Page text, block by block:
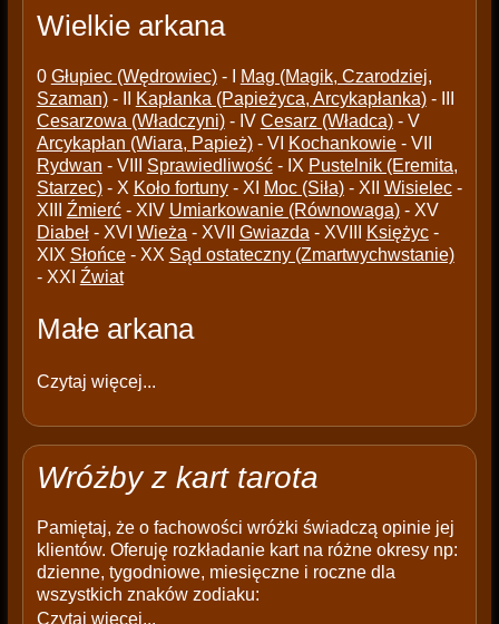
Wielkie arkana
0 Głupiec (Wędrowiec)- I
Mag (Magik, Czarodziej,
Szaman)- II Kapłanka (Papieżyca, Arcykapłanka)- III
Cesarzowa (Władczyni)- IV Cesarz (Władca)- V
Arcykapłan (Wiara, Papież)- VI Kochankowie- VII
Rydwan - VIII Sprawiedliwość- IX Pustelnik (Eremita,
Starzec)- X Koło fortuny- XI Moc (Siła)- XII Wisielec-
XIII Źmierć- XIV Umiarkowanie (Równowaga)- XV
Diabeł- XVI Wieża - XVII Gwiazda - XVIII Księżyc-
XIX Słońce- XX Sąd ostateczny (Zmartwychwstanie)
- XXI Źwiat
Małe arkana
Czytaj więcej...
Wróżby z kart tarota
Pamiętaj, że o fachowości wróżki świadczą opinie jej
klientów. Oferuję rozkładanie kart na różne okresy np:
dzienne, tygodniowe, miesięczne i roczne dla
wszystkich znaków zodiaku:
Czytaj więcej...